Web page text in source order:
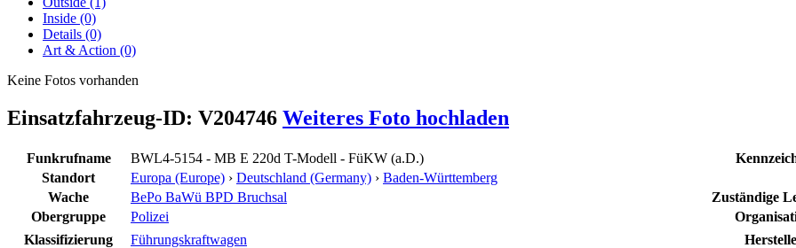
Inside (0)
Details (0)
Art & Action (0)
Keine Fotos vorhanden
Einsatzfahrzeug-ID: V204746 Weiteres Foto hochladen
Funkrufname BWL4-5154 - MB E 220d T-Modell - FüKW (a.D.)
Standort
Europa (Europe) › Deutschland (Germany) › Baden-Württemberg
Wache
BePo BaWü BPD Bruchsal
Zuständige
Obergruppe
Polizei
Klassifizierung
Führungskraftwagen